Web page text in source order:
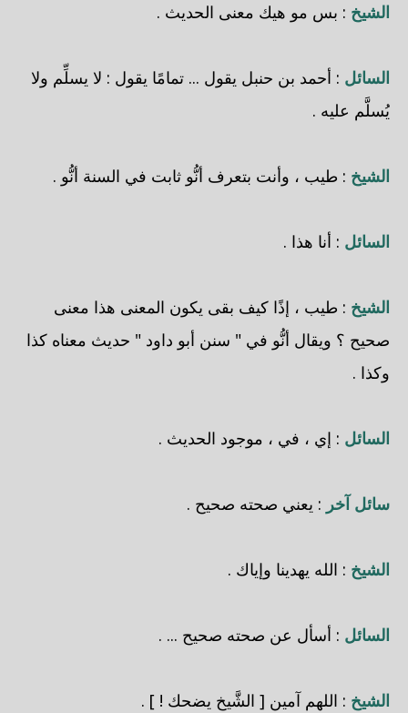
الشيخ : بس مو هيك معنى الحديث .
السائل : أحمد بن حنبل يقول ... تمامًا يقول : لا يسلِّم ولا
يُسلَّم عليه .
الشيخ : طيب ، وأنت بتعرف أنُّو ثابت في السنة أنُّو .
السائل : أنا هذا .
الشيخ : طيب ، إذًا كيف بقى يكون المعنى هذا معنى
صحيح ؟ ويقال أنُّو في " سنن أبو داود " حديث معناه كذا
وكذا .
السائل : إي ، في ، موجود الحديث .
سائل آخر : يعني صحته صحيح .
الشيخ : الله يهدينا وإياك .
السائل : أسأل عن صحته صحيح ... .
الشيخ : اللهم آمين [ الشَّيخ يضحك ! ] .